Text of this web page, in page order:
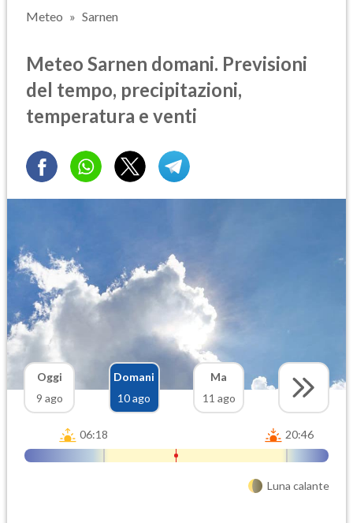
Meteo Sarnen
Meteo Sarnen domani. Previsioni
del tempo, precipitazioni,
temperatura e venti
Oggi
9 ago
Domani
10 ago
Ma
11 ago
06:18 20:46
Luna calante